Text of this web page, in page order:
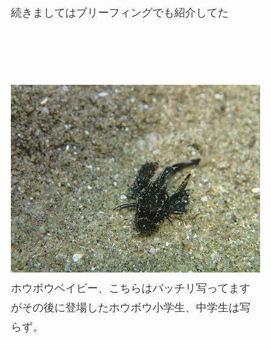
続きましてはブリーフィングでも紹介してた
ホウボウベイビー、こちらはバッチリ写ってます
がその後に登場したホウボウ小学生、中学生は写
らず。